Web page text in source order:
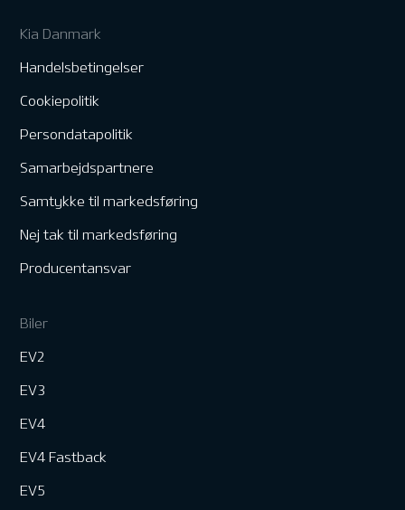
Kia Danmark
Handelsbetingelser
Cookiepolitik
Persondatapolitik
Samarbejdspartnere
Samtykke til markedsføring
Nej tak til markedsføring
Producentansvar
Biler
EV2
EV3
EV4
EV4 Fastback
EV5